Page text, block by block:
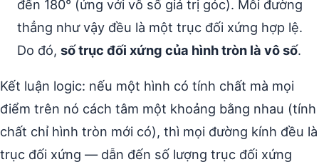
đến 180° (ứng với vô số giá trị góc). Mỗi đường
thẳng như vậy đều là một trục đối xứng hợp lệ.
Do đó, số trục đối xứng của hình tròn là vô số.
Kết luận logic: nếu một hình có tính chất mà mọi
điểm trên nó cách tâm một khoảng bằng nhau (tính
chất chỉ hình tròn mới có), thì mọi đường kính đều là
trục đối xứng — dẫn đến số lượng trục đối xứng